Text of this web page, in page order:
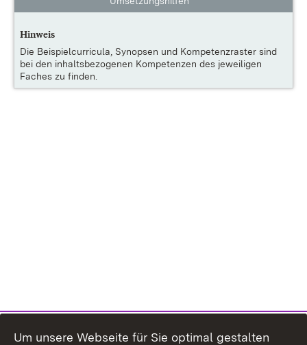
Hinweis
Die Beispielcurricula, Synopsen und Kompetenzraster sind
bei den inhaltsbezogenen Kompetenzen des jeweiligen
Faches zu finden.
Um unsere Webseite für Sie optimal gestalten